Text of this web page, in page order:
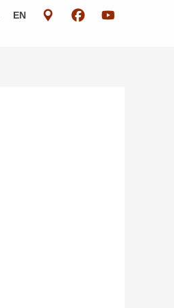
EN